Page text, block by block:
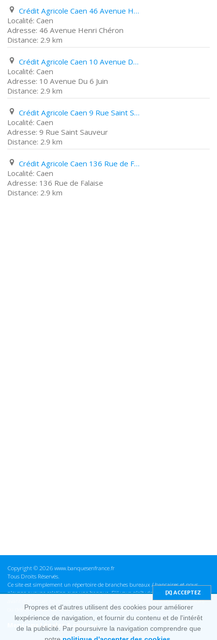
Crédit Agricole Caen 46 Avenue Henri Chéron
Caen
46 Avenue Henri Chéron
2.9 km
Crédit Agricole Caen 10 Avenue Du 6 Juin
Caen
10 Avenue Du 6 Juin
2.9 km
Crédit Agricole Caen 9 Rue Saint Sauveur
Caen
9 Rue Saint Sauveur
2.9 km
Crédit Agricole Caen 136 Rue de Falaise
Caen
136 Rue de Falaise
2.9 km
Copyright © 2026 www.banquesenfrance.fr
Tous Droits Réservés.
Ce site est simplement un répertoire de branches bureaux / bancaires et nous
n'avons aucune relation avec une banque. S'il vous plaît vérifier ces informations
avant d'effectuer toute opération, nous ne sommes pas responsables des erreurs
ou des omissions dans les informations que nous fournissons.
Mentions Légales & cookies
Propres et d'autres utilisent des cookies pour améliorer
lexpérience de navigation, et fournir du contenu et de l'intérêt
de la publicité. Par poursuivre la navigation comprendre que